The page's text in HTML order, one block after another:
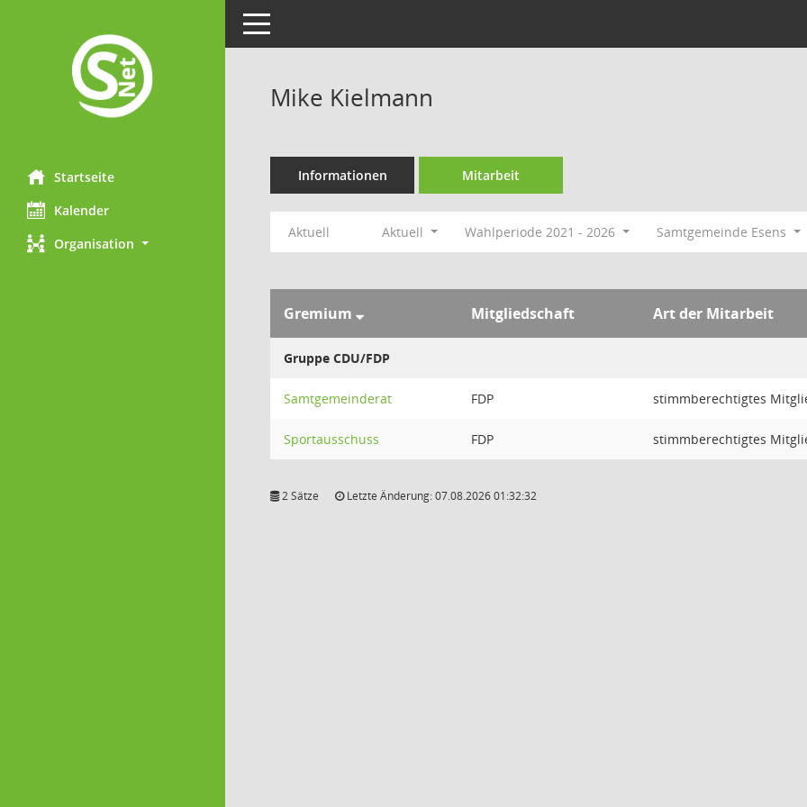
Startseite
Kalender
Organisation
Toggle navigation
Mike Kielmann
Informationen Mitarbeit
Aktuell Aktuell Wahlperiode 2021 - 2026 Samtgemeinde Esens
Gremium Mitgliedschaft Art der Mitarbeit
Gruppe CDU/FDP
Samtgemeinderat FDP stimmberechtigtes
Sportausschuss FDP stimmberechtigtes
2 Sätze Letzte Änderung: 07.08.2026 01:32:32